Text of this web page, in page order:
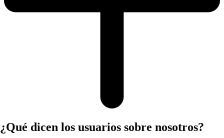
¿Qué dicen los usuarios sobre nosotros?